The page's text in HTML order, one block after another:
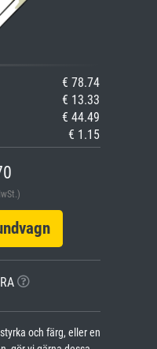
€ 78.74
€ 13.33
€ 44.49
€ 1.15
och färg, eller en